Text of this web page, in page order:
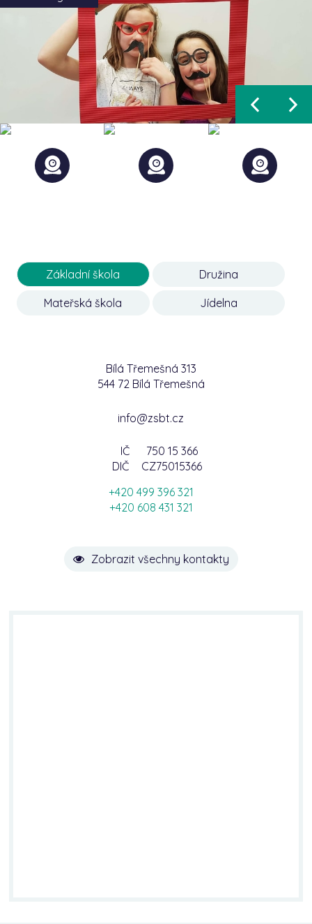
Základní škola Družina
Mateřská škola Jídelna
Bílá Třemešná 313
544 72 Bílá Třemešná
info@zsbt.cz
IČ
750 15 366
DIČ
CZ75015366
+420 499 396 321
+420 608 431 321
Zobrazit všechny kontakty